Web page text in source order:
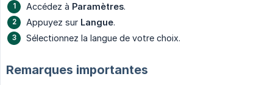
Accédez à Paramètres.
Appuyez sur Langue.
Sélectionnez la langue de votre choix.
Remarques importantes